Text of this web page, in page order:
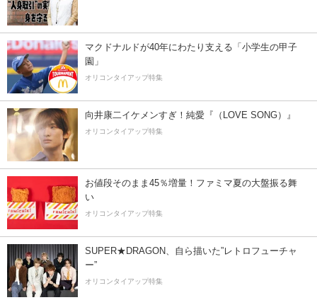
マクドナルドが40年にわたり支える「小学生の甲子
園」
オリコンタイアップ特集
向井康二イケメンすぎ！純愛『（LOVE SONG）』
オリコンタイアップ特集
お値段そのまま45％増量！ファミマ夏の大盤振る舞
い
オリコンタイアップ特集
SUPER★DRAGON、自ら描いた”レトロフューチャ
ー”
オリコンタイアップ特集